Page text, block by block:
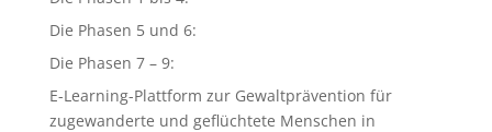
Die Phasen 5 und 6:
Die Phasen 7 – 9:
E-Learning-Plattform zur Gewaltprävention für
zugewanderte und geflüchtete Menschen in